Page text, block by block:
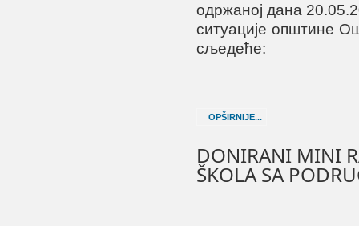
одржаној дана
ситуације општине
сљедеће:
OPŠIRNIJE...
DONIRANI MINI
ŠKOLA SA